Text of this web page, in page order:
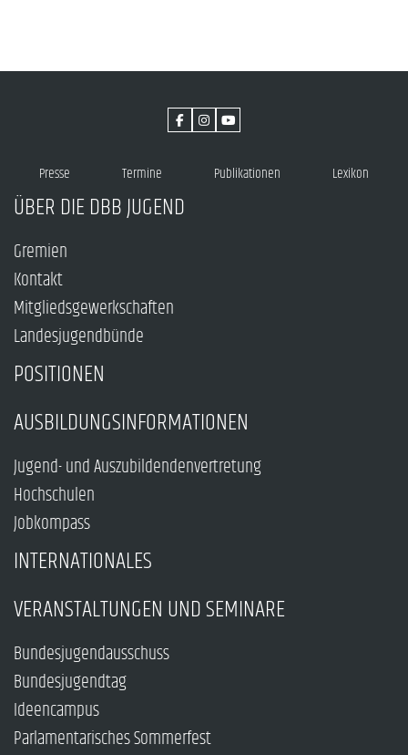
Presse Termine Publikationen Lexikon
ÜBER DIE DBB JUGEND
Gremien
Kontakt
Mitgliedsgewerkschaften
Landesjugendbünde
POSITIONEN
AUSBILDUNGSINFORMATIONEN
Jugend- und Auszubildendenvertretung
Hochschulen
Jobkompass
INTERNATIONALES
VERANSTALTUNGEN UND SEMINARE
Bundesjugendausschuss
Bundesjugendtag
Ideencampus
Parlamentarisches Sommerfest